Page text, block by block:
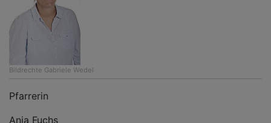
Bildrechte Gabriele Wedel
Pfarrerin
Anja Fuchs